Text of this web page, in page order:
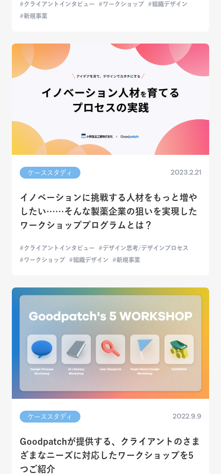
クライアントインタビュー ワークショップ
組織デザイン
新規事業
ケーススタディ 2023.2.21
イノベーションに挑戦する人材をもっと増や
したい……そんな製薬企業の狙いを実現した
ワークショッププログラムとは？
クライアントインタビュー
デザイン思考/デザインプロセス
ワークショップ
組織デザイン 新規事業
ケーススタディ 2022.9.9
Goodpatchが提供する、クライアントのさま
ざまなニーズに対応したワークショップを5
つご紹介